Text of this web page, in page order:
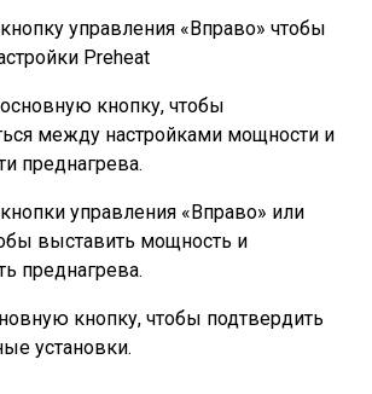
управления «Вправо» чтобы
Preheat
кнопку, чтобы
между настройками мощности и
преднагрева.
управления «Вправо» или
выставить мощность и
преднагрева.
кнопку, чтобы подтвердить
установки.